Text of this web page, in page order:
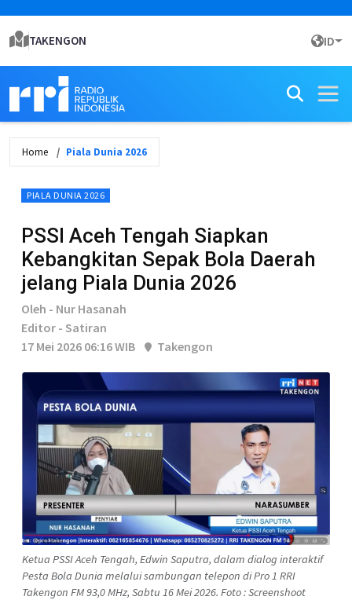
TAKENGON ID
Home Piala Dunia 2026
PIALA DUNIA 2026
PSSI Aceh Tengah Siapkan
Kebangkitan Sepak Bola Daerah
jelang Piala Dunia 2026
Oleh - Nur Hasanah
Editor - Satiran
17 Mei 2026 06:16 WIB
Takengon
Ketua PSSI Aceh Tengah, Edwin Saputra, dalam dialog interaktif
Pesta Bola Dunia melalui sambungan telepon di Pro 1 RRI
Takengon FM 93,0 MHz, Sabtu 16 Mei 2026. Foto : Screenshoot